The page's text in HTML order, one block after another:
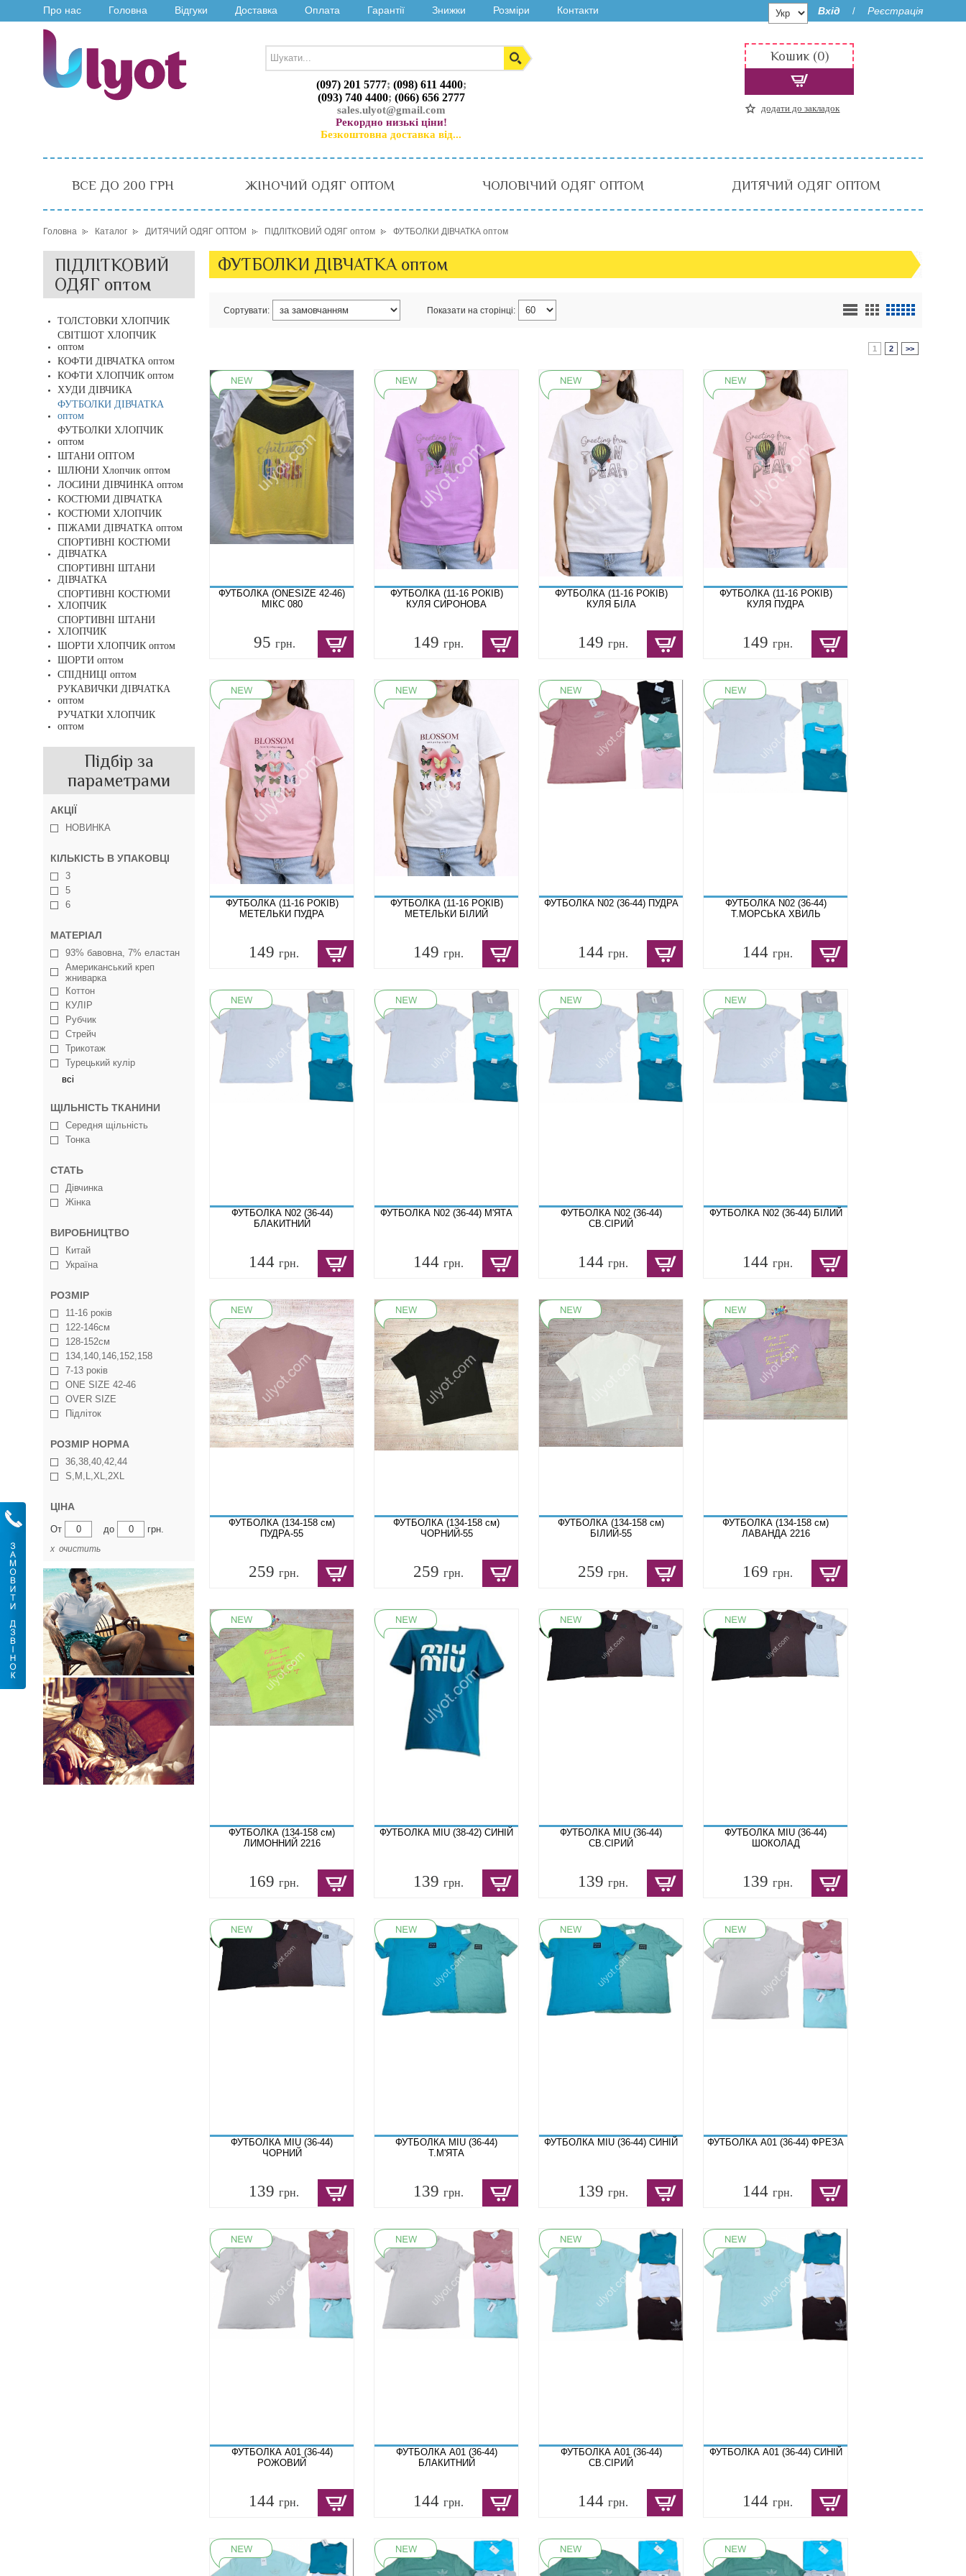
Про нас Головна Відгуки Доставка Оплата Гарантії Знижки Розміри Контакти Вхід / Реєстрація
(097) 201 5777; (098) 611 4400;
(093) 740 4400; (066) 656 2777
sales.ulyot@gmail.com
Рекордно низькі ціни!
Безкоштовна доставка від...
Кошик (0)
додати до закладок
ВСЕ ДО 200 ГРН ЖІНОЧИЙ ОДЯГ ОПТОМ ЧОЛОВІЧИЙ ОДЯГ ОПТОМ ДИТЯЧИЙ ОДЯГ ОПТОМ
Головна Каталог ДИТЯЧИЙ ОДЯГ ОПТОМ ПІДЛІТКОВИЙ ОДЯГ оптом ФУТБОЛКИ ДІВЧАТКА оптом
ПІДЛІТКОВИЙ
ОДЯГ оптом
ТОЛСТОВКИ ХЛОПЧИК
СВІТШОТ ХЛОПЧИК
оптом
КОФТИ ДІВЧАТКА оптом
КОФТИ ХЛОПЧИК оптом
ХУДИ ДІВЧИКА
ФУТБОЛКИ ДІВЧАТКА
оптом
ФУТБОЛКИ ХЛОПЧИК
оптом
ШТАНИ ОПТОМ
ШЛЮНИ Хлопчик оптом
ЛОСИНИ ДІВЧИНКА оптом
КОСТЮМИ ДІВЧАТКА
КОСТЮМИ ХЛОПЧИК
ПІЖАМИ ДІВЧАТКА оптом
СПОРТИВНІ КОСТЮМИ
ДІВЧАТКА
СПОРТИВНІ ШТАНИ
ДІВЧАТКА
СПОРТИВНІ КОСТЮМИ
ХЛОПЧИК
СПОРТИВНІ ШТАНИ
ХЛОПЧИК
ШОРТИ ХЛОПЧИК оптом
ШОРТИ оптом
СПІДНИЦІ оптом
РУКАВИЧКИ ДІВЧАТКА
оптом
РУЧАТКИ ХЛОПЧИК
оптом
Підбір за
параметрами
АКЦІЇ
НОВИНКА
КІЛЬКІСТЬ В УПАКОВЦІ
3
5
6
МАТЕРІАЛ
93% бавовна, 7% еластан
Американський креп
жниварка
Коттон
КУЛІР
Рубчик
Стрейч
Трикотаж
Турецький кулір
всі
ЩІЛЬНІСТЬ ТКАНИНИ
Середня щільність
Тонка
СТАТЬ
Дівчинка
Жінка
ВИРОБНИЦТВО
Китай
Україна
РОЗМІР
11-16 років
122-146см
128-152см
134,140,146,152,158
7-13 років
ONE SIZE 42-46
OVER SIZE
Підліток
РОЗМІР НОРМА
36,38,40,42,44
S,M,L,XL,2XL
ЦІНА
От до грн.
х очистить
ФУТБОЛКИ ДІВЧАТКА оптом
Сортувати: Показати на сторінці:
1 2 >>
ФУТБОЛКА (ONESIZE 42-46)
МІКС 080
95грн.
ФУТБОЛКА (11-16 РОКІВ)
КУЛЯ СИРОНОВА
149 грн.
ФУТБОЛКА (11-16 РОКІВ)
КУЛЯ БІЛА
149 грн.
ФУТБОЛКА (11-16 РОКІВ)
КУЛЯ ПУДРА
149 грн.
ФУТБОЛКА (11-16 РОКІВ)
МЕТЕЛЬКИ ПУДРА
149 грн.
ФУТБОЛКА (11-16 РОКІВ)
МЕТЕЛЬКИ БІЛИЙ
149 грн.
ФУТБОЛКА N02 (36-44) ПУДРА
144 грн.
ФУТБОЛКА N02 (36-44)
Т.МОРСЬКА ХВИЛЬ
144 грн.
ФУТБОЛКА N02 (36-44)
БЛАКИТНИЙ
144 грн.
ФУТБОЛКА N02 (36-44) М'ЯТА
144 грн.
ФУТБОЛКА N02 (36-44)
СВ.СІРИЙ
144 грн.
ФУТБОЛКА N02 (36-44) БІЛИЙ
144 грн.
ФУТБОЛКА (134-158 см)
ПУДРА-55
259 грн.
ФУТБОЛКА (134-158 см)
ЧОРНИЙ-55
259 грн.
ФУТБОЛКА (134-158 см)
БІЛИЙ-55
259 грн.
ФУТБОЛКА (134-158 см)
ЛАВАНДА 2216
169 грн.
ФУТБОЛКА (134-158 см)
ЛИМОННИЙ 2216
169 грн.
ФУТБОЛКА MIU (38-42) СИНІЙ
139 грн.
ФУТБОЛКА MIU (36-44)
СВ.СІРИЙ
139 грн.
ФУТБОЛКА MIU (36-44)
ШОКОЛАД
139 грн.
ФУТБОЛКА MIU (36-44)
ЧОРНИЙ
139 грн.
ФУТБОЛКА MIU (36-44)
Т.М'ЯТА
139 грн.
ФУТБОЛКА MIU (36-44) СИНІЙ
139 грн.
ФУТБОЛКА A01 (36-44) ФРЕЗА
144 грн.
ФУТБОЛКА A01 (36-44)
РОЖОВИЙ
144 грн.
ФУТБОЛКА A01 (36-44)
БЛАКИТНИЙ
144 грн.
ФУТБОЛКА A01 (36-44)
СВ.СІРИЙ
144 грн.
ФУТБОЛКА A01 (36-44) СИНІЙ
144 грн.